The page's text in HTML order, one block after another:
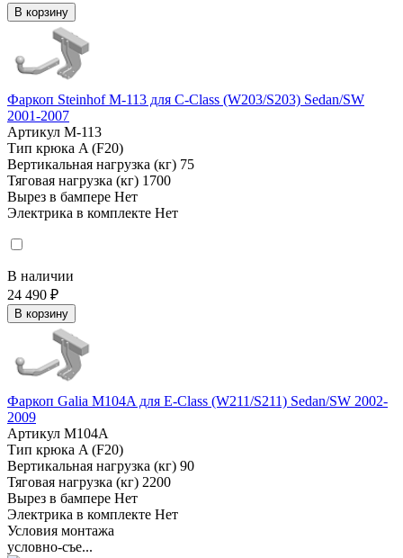
В корзину
Фаркоп Steinhof M-113 для C-Class (W203/S203) Sedan/SW
2001-2007
Артикул M-113
Тип крюка A (F20)
Вертикальная нагрузка (кг) 75
Тяговая нагрузка (кг) 1700
Вырез в бампере Нет
Электрика в комплекте Нет
В наличии
24 490 ₽
В корзину
Фаркоп Galia M104A для E-Class (W211/S211) Sedan/SW 2002-
2009
Артикул M104A
Тип крюка A (F20)
Вертикальная нагрузка (кг) 90
Тяговая нагрузка (кг) 2200
Вырез в бампере Нет
Электрика в комплекте Нет
Условия монтажа
условно-съе...